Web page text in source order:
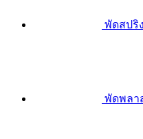
พัดสปริ
พัดพลา